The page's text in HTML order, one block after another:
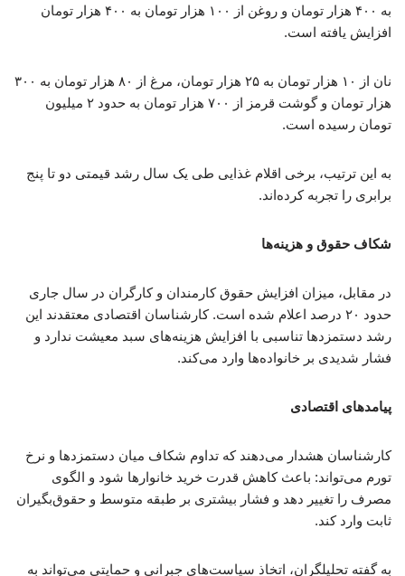
به ۴۰۰ هزار تومان و روغن از ۱۰۰ هزار تومان به ۴۰۰ هزار تومان
افزایش یافته است.
نان از ۱۰ هزار تومان به ۲۵ هزار تومان، مرغ از ۸۰ هزار تومان به ۳۰۰
هزار تومان و گوشت قرمز از ۷۰۰ هزار تومان به حدود ۲ میلیون
تومان رسیده است.
به این ترتیب، برخی اقلام غذایی طی یک سال رشد قیمتی دو تا پنج
برابری را تجربه کرده‌اند.
شکاف حقوق و هزینه‌ها
در مقابل، میزان افزایش حقوق کارمندان و کارگران در سال جاری
حدود ۲۰ درصد اعلام شده است. کارشناسان اقتصادی معتقدند این
رشد دستمزدها تناسبی با افزایش هزینه‌های سبد معیشت ندارد و
فشار شدیدی بر خانواده‌ها وارد می‌کند.
پیامدهای اقتصادی
کارشناسان هشدار می‌دهند که تداوم شکاف میان دستمزدها و نرخ
تورم می‌تواند: باعث کاهش قدرت خرید خانوارها شود و الگوی
مصرف را تغییر دهد و فشار بیشتری بر طبقه متوسط و حقوق‌بگیران
ثابت وارد کند.
به گفته تحلیلگران، اتخاذ سیاست‌های جبرانی و حمایتی می‌تواند به